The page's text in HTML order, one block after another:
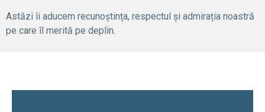
Astăzi îi aducem recunoștința, respectul și admirația noastră
pe care îl merită pe deplin.